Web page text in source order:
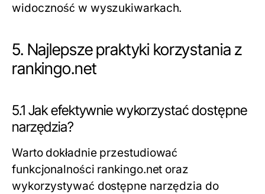
widoczność w wyszukiwarkach.
5. Najlepsze praktyki korzystania z
rankingo.net
5.1 Jak efektywnie wykorzystać dostępne
narzędzia?
Warto dokładnie przestudiować
funkcjonalności rankingo.net oraz
wykorzystywać dostępne narzędzia do